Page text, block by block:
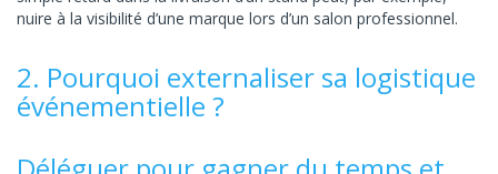
nuire à la visibilité d’une marque lors d’un salon professionnel.
2. Pourquoi externaliser sa logistique
événementielle ?